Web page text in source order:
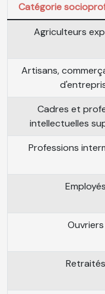
Catégorie
Agriculteurs
Artisans,
Cadres et
intellectuelles
Professions
Employés
Ouvriers
Retraités